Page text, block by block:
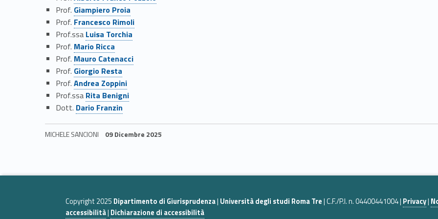
i
o
n
e
d
i
p
Prof. Link identifier #identifier__196111-14
Giampiero Proia
Prof. Link identifier #identifier__174388-15
Francesco Rimoli
Prof.ssa Link identifier #identifier__39829-16
Luisa Torchia
Prof. Link identifier #identifier__143935-17
Mario Ricca
Prof. Link identifier #identifier__109331-18
Mauro Catenacci
Prof. Link identifier #identifier__162513-19
Giorgio Resta
Prof.Link identifier #identifier__147082-20
Andrea Zoppini
Prof.ssaLink identifier #identifier__148398-21
Rita Benigni
Dott. Link identifier #identifier__144127-22
Dario Franzin
MICHELE SANCIONI 09 Dicembre 2025
Copyright 2025 Dipartimento di Giurisprudenza| Università degli studi Roma Tre| C.F./P.I. n. 04400441004 | Privacy|
accessibilità| Dichiarazione di accessibilità